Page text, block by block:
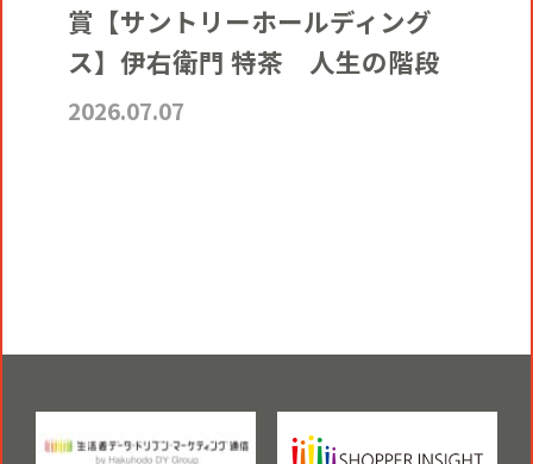
賞【サントリーホールディング
ス】伊右衛門 特茶 人生の階段
2026.07.07